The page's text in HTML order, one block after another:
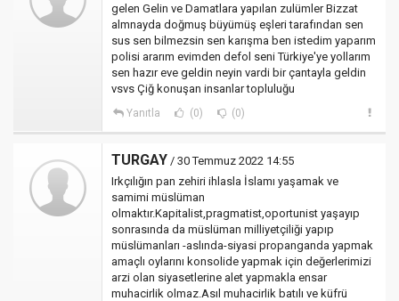
gelen Gelin ve Damatlara yapılan zulümler Bizzat
almnayda doğmuş büyümüş eşleri tarafından sen
sus sen bilmezsin sen karışma ben istedim yaparım
polisi ararım evimden defol seni Türkiye'ye yollarım
sen hazır eve geldin neyin vardi bir çantayla geldin
vsvs Çiğ konuşan insanlar topluluğu
Yanıtla (0) (0)
TURGAY / 30 Temmuz 2022 14:55
Irkçılığın pan zehiri ihlasla İslamı yaşamak ve
samimi müslüman
olmaktır.Kapitalist,pragmatist,oportunist yaşayıp
sonrasında da müslüman milliyetçiliği yapıp
müslümanları -aslında-siyasi propanganda yapmak
amaçlı oylarını konsolide yapmak için değerlerimizi
arzi olan siyasetlerine alet yapmakla ensar
muhacirlik olmaz.Asıl muhacirlik batılı ve küfrü